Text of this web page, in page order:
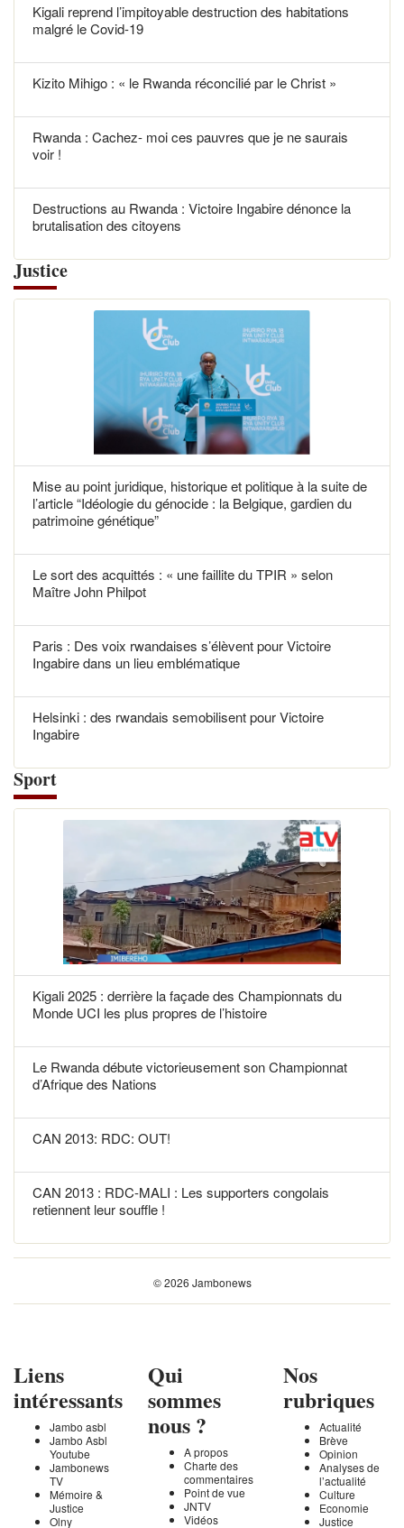
Kigali reprend l’impitoyable destruction des habitations
malgré le Covid-19
Kizito Mihigo : « le Rwanda réconcilié par le Christ »
Rwanda : Cachez- moi ces pauvres que je ne saurais
voir !
Destructions au Rwanda : Victoire Ingabire dénonce la
brutalisation des citoyens
Justice
Mise au point juridique, historique et politique à la suite de
l’article “Idéologie du génocide : la Belgique, gardien du
patrimoine génétique”
Le sort des acquittés : « une faillite du TPIR » selon
Maître John Philpot
Paris : Des voix rwandaises s’élèvent pour Victoire
Ingabire dans un lieu emblématique
Helsinki : des rwandais semobilisent pour Victoire
Ingabire
Sport
Kigali 2025 : derrière la façade des Championnats du
Monde UCI les plus propres de l’histoire
Le Rwanda débute victorieusement son Championnat
d’Afrique des Nations
CAN 2013: RDC: OUT!
CAN 2013 : RDC-MALI : Les supporters congolais
retiennent leur souffle !
© 2026 Jambonews
Liens
intéressants
Jambo asbl
Jambo Asbl
Youtube
Jambonews
TV
Mémoire &
Justice
Olny
Qui
sommes
nous ?
A propos
Charte des
commentaires
Point de vue
JNTV
Vidéos
Nos
rubriques
Actualité
Brève
Opinion
Analyses de
l’actualité
Culture
Economie
Justice